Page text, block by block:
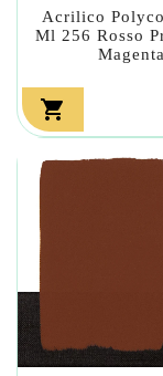
Acrilico
Ml 256 Rosso
Magenta
